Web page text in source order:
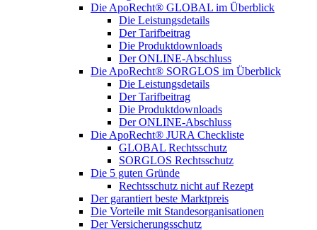
Die ApoRecht® GLOBAL im Überblick
Die Leistungsdetails
Der Tarifbeitrag
Die Produktdownloads
Der ONLINE-Abschluss
Die ApoRecht® SORGLOS im Überblick
Die Leistungsdetails
Der Tarifbeitrag
Die Produktdownloads
Der ONLINE-Abschluss
Die ApoRecht® JURA Checkliste
GLOBAL Rechtsschutz
SORGLOS Rechtsschutz
Die 5 guten Gründe
Rechtsschutz nicht auf Rezept
Der garantiert beste Marktpreis
Die Vorteile mit Standesorganisationen
Der Versicherungsschutz